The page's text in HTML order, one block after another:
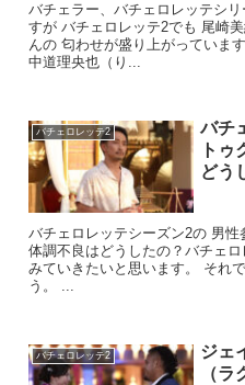
そして
「どちらがいいですか？」
と尾崎美紀さんに尋ね
困らせる状況になってしま
この時は小出翔太さんに「
と連れていかれてしまい
バチェラー、バチェロレッテシ
すが バチェロレッテ2でも 尾崎
んの 匂わせが盛り上がっていま
中道理央也（り...
バチェロレッテ2
バチ
ト
どう
バチェロレッテシーズン2の 男
体調不良はどうしたの？バチェ
みていきたいと思います。 それ
う。 ...
バチェロレッテ2
ジェ
（